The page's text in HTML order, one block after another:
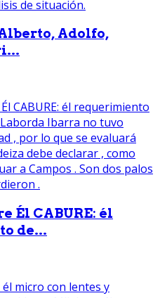
Adolfo,
Él CABURE: él
de...